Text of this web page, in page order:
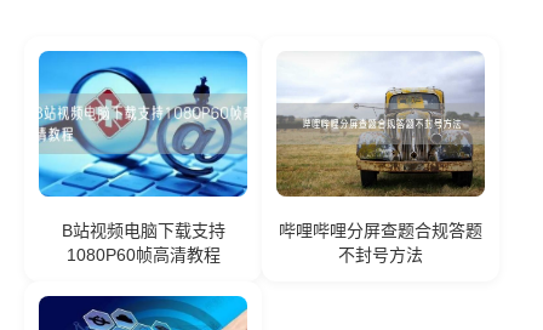
B站视频电脑下载支持
1080P60帧高清教程
哔哩哔哩分屏查题合规答题
不封号方法